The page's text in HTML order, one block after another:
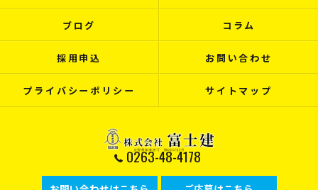
0263-48-4178
ブログ コラム
採用申込 お問い合わせ
プライバシーポリシー サイトマップ
© 2026 長野県松本市で建設の求人なら株式会社富士建 ALL RIGHTS RESERVED.